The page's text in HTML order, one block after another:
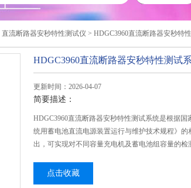
直流断路器安秒特性测试仪 > HDGC3960直流断路器安秒特
HDGC3960直流断路器安秒特性测试
更新时间：2026-04-07
简要描述：
HDGC3960直流断路器安秒特性测试系统是根据国
统用蓄电池直流电源装置运行与维护技术规程》的
出，可实现对不同容量充电机及蓄电池组容量的检
点击收藏